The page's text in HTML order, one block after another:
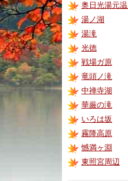
奥日光湯元
湯ノ湖
湯滝
光徳
戦場ガ原
竜頭ノ滝
中禅寺湖
華厳の滝
いろは坂
霧降高原
憾満ヶ淵
東照宮周辺